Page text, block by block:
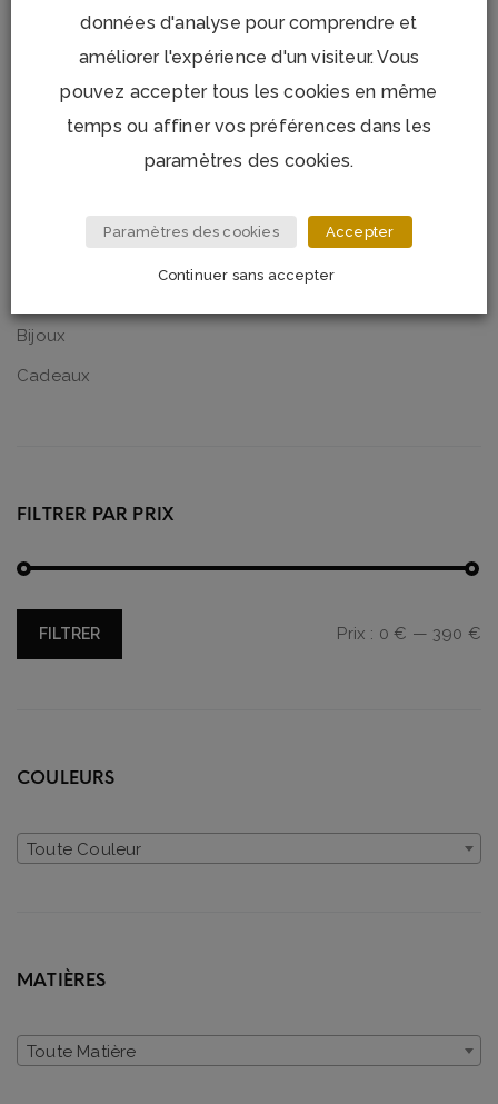
Bijoux
Cadeaux
FILTRER PAR PRIX
Prix
Prix
FILTRER Prix : 0 € — 390 €
COULEURS
Toute Couleur
MATIÈRES
Toute Matière
données d'analyse pour comprendre et
améliorer l'expérience d'un visiteur. Vous
pouvez accepter tous les cookies en même
temps ou affiner vos préférences dans les
paramètres des cookies.
Paramètres des cookies Accepter
Continuer sans accepter